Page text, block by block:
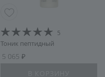
5
Тоник пептидный
5 065